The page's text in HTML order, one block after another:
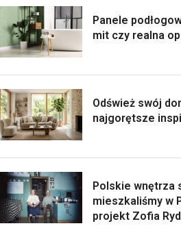
Panele
mit czy realna
Odśwież swój
najgorętsze
Polskie wnętrza
mieszkaliśmy w
projekt Zofia